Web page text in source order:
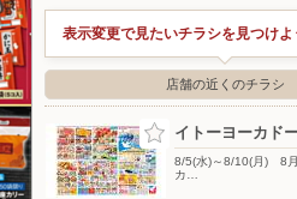
表示変更で見たいチラシを見つけよ
店舗の近くのチラシ
イトーヨーカド
8/5(水)～8/10(月) 8
カ…